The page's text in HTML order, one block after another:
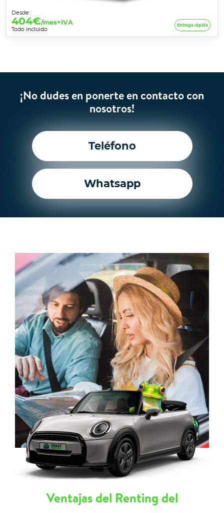
Desde:
404€/mes+IVA
Todo incluido
Entrega rápida
¡No dudes en ponerte en contacto con
nosotros!
Teléfono
Whatsapp
Ventajas del Renting del